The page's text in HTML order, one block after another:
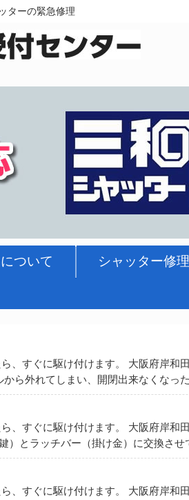
ターの緊急修理
ついて シャッター修
、すぐに駆け付けます。 大阪府岸和
ら外れてしまい、開閉出来なくなっ
、すぐに駆け付けます。 大阪府岸和
）とラッチバー（掛け金）に交換さ
、すぐに駆け付けます。 大阪府岸和